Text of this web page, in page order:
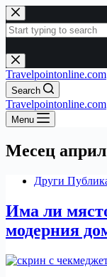
Skip
to
content
No
results
Travelpointonline.com
Search
Travelpointonline.com
Menu
Месец
Други
Има ли
модерния